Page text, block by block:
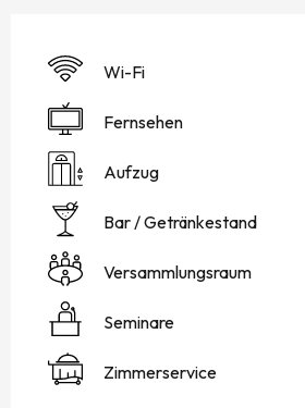
Wi-Fi
Fernsehen
Aufzug
Bar / Getränkestand
Versammlungsraum
Seminare
Zimmerservice